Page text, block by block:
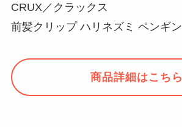
CRUX／クラックス
前髪クリップ ハリネズミ ペンギン
商品詳細はこちら